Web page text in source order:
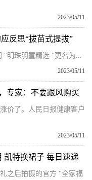
2023/05/11
反思“拔苗式提拔”
"明珠羽童精选 "更名为...
2023/05/11
专家：不要跟风购买
价了。人民日报健康客户
2023/05/11
凯特换裙子 每日速递
之后拍摄的官方 "全家福